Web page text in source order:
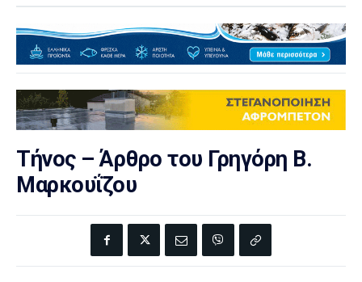
Τήνος – Άρθρο του Γρηγόρη Β.
Μαρκουΐζου